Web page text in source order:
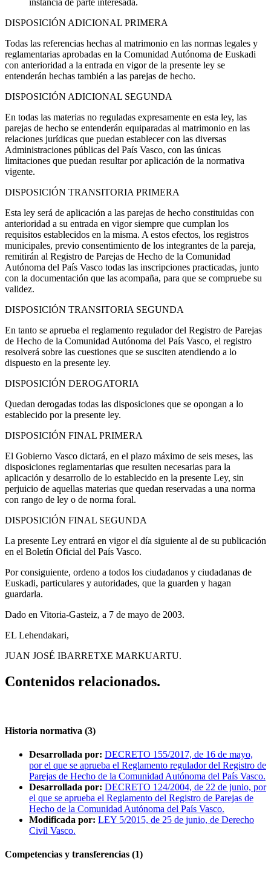
DISPOSICIÓN ADICIONAL PRIMERA
Todas las referencias hechas al matrimonio en las normas legales y
reglamentarias aprobadas en la Comunidad Autónoma de Euskadi
con anterioridad a la entrada en vigor de la presente ley se
entenderán hechas también a las parejas de hecho.
DISPOSICIÓN ADICIONAL SEGUNDA
En todas las materias no reguladas expresamente en esta ley, las
parejas de hecho se entenderán equiparadas al matrimonio en las
relaciones jurídicas que puedan establecer con las diversas
Administraciones públicas del País Vasco, con las únicas
limitaciones que puedan resultar por aplicación de la normativa
vigente.
DISPOSICIÓN TRANSITORIA PRIMERA
Esta ley será de aplicación a las parejas de hecho constituidas con
anterioridad a su entrada en vigor siempre que cumplan los
requisitos establecidos en la misma. A estos efectos, los registros
municipales, previo consentimiento de los integrantes de la pareja,
remitirán al Registro de Parejas de Hecho de la Comunidad
Autónoma del País Vasco todas las inscripciones practicadas, junto
con la documentación que las acompaña, para que se compruebe su
validez.
DISPOSICIÓN TRANSITORIA SEGUNDA
En tanto se aprueba el reglamento regulador del Registro de Parejas
de Hecho de la Comunidad Autónoma del País Vasco, el registro
resolverá sobre las cuestiones que se susciten atendiendo a lo
dispuesto en la presente ley.
DISPOSICIÓN DEROGATORIA
Quedan derogadas todas las disposiciones que se opongan a lo
establecido por la presente ley.
DISPOSICIÓN FINAL PRIMERA
El Gobierno Vasco dictará, en el plazo máximo de seis meses, las
disposiciones reglamentarias que resulten necesarias para la
aplicación y desarrollo de lo establecido en la presente Ley, sin
perjuicio de aquellas materias que quedan reservadas a una norma
con rango de ley o de norma foral.
DISPOSICIÓN FINAL SEGUNDA
La presente Ley entrará en vigor el día siguiente al de su publicación
en el Boletín Oficial del País Vasco.
Por consiguiente, ordeno a todos los ciudadanos y ciudadanas de
Euskadi, particulares y autoridades, que la guarden y hagan
guardarla.
Dado en Vitoria-Gasteiz, a 7 de mayo de 2003.
EL Lehendakari,
JUAN JOSÉ IBARRETXE MARKUARTU.
Contenidos relacionados.
Historia normativa (3)
Desarrollada por: DECRETO 155/2017, de 16 de mayo,
por el que se aprueba el Reglamento regulador del Registro de
Parejas de Hecho de la Comunidad Autónoma del País Vasco.
Desarrollada por: DECRETO 124/2004, de 22 de junio, por
el que se aprueba el Reglamento del Registro de Parejas de
Hecho de la Comunidad Autónoma del País Vasco.
Modificada por: LEY 5/2015, de 25 de junio, de Derecho
Civil Vasco.
Competencias y transferencias (1)